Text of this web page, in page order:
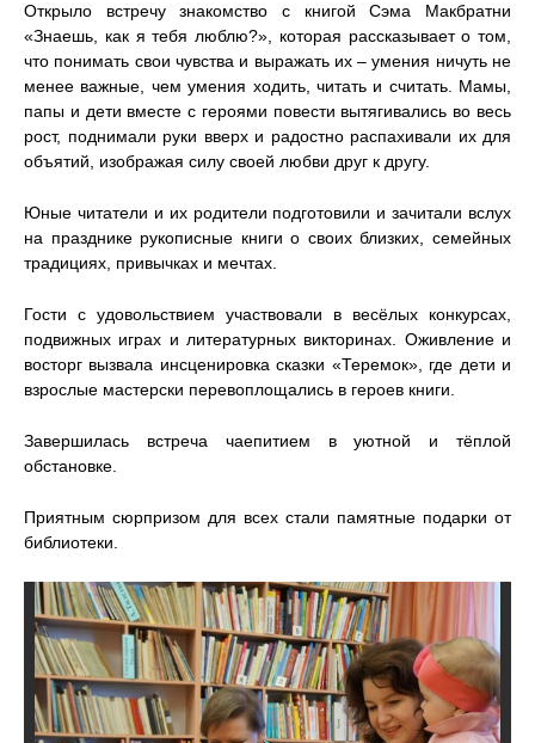
Открыло встречу знакомство с книгой Сэма Макбратни
«Знаешь, как я тебя люблю?», которая рассказывает о том,
что понимать свои чувства и выражать их – умения ничуть не
менее важные, чем умения ходить, читать и считать. Мамы,
папы и дети вместе с героями повести вытягивались во весь
рост, поднимали руки вверх и радостно распахивали их для
объятий, изображая силу своей любви друг к другу.
Юные читатели и их родители подготовили и зачитали вслух
на празднике рукописные книги о своих близких, семейных
традициях, привычках и мечтах.
Гости с удовольствием участвовали в весёлых конкурсах,
подвижных играх и литературных викторинах. Оживление и
восторг вызвала инсценировка сказки «Теремок», где дети и
взрослые мастерски перевоплощались в героев книги.
Завершилась встреча чаепитием в уютной и тёплой
обстановке.
Приятным сюрпризом для всех стали памятные подарки от
библиотеки.